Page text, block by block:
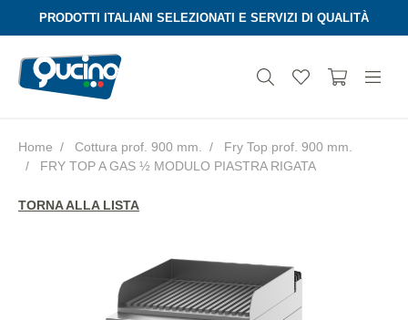
Aura
PRODOTTI ITALIANI SELEZIONATI E SERVIZI DI QUALITÀ
Home Cottura prof. 900 mm.
Fry Top prof. 900 mm.
FRY TOP A GAS ½ MODULO PIASTRA RIGATA
TORNA ALLA LISTA